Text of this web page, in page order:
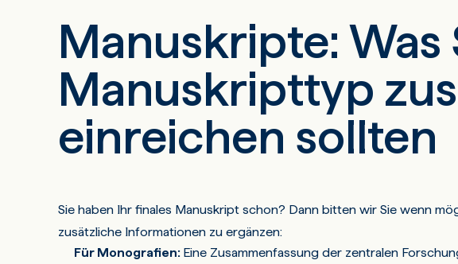
Manuskripte: Was
Manuskripttyp
einreichen sollten
Sie haben Ihr finales Manuskript schon? Dann bitten wir Sie wenn
zusätzliche Informationen zu ergänzen:
Für Monografien: Eine Zusammenfassung der zentralen